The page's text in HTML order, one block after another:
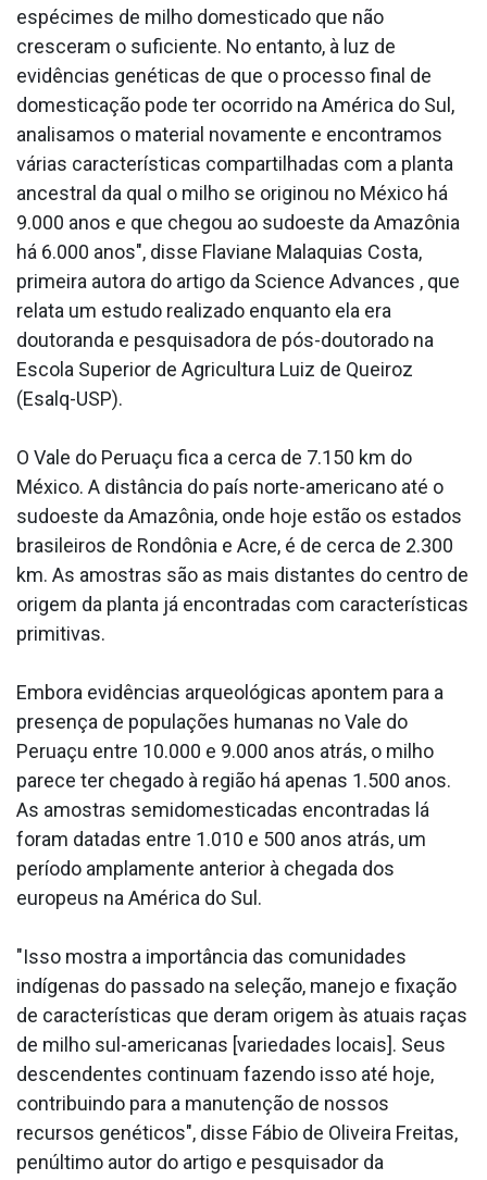
espécimes de milho domesticado que não
cresceram o suficiente. No entanto, à luz de
evidências genéticas de que o processo final de
domesticação pode ter ocorrido na América do Sul,
analisamos o material novamente e encontramos
várias características compartilhadas com a planta
ancestral da qual o milho se originou no México há
9.000 anos e que chegou ao sudoeste da Amazônia
há 6.000 anos", disse Flaviane Malaquias Costa,
primeira autora do artigo da Science Advances , que
relata um estudo realizado enquanto ela era
doutoranda e pesquisadora de pós-doutorado na
Escola Superior de Agricultura Luiz de Queiroz
(Esalq-USP).
O Vale do Peruaçu fica a cerca de 7.150 km do
México. A distância do país norte-americano até o
sudoeste da Amazônia, onde hoje estão os estados
brasileiros de Rondônia e Acre, é de cerca de 2.300
km. As amostras são as mais distantes do centro de
origem da planta já encontradas com características
primitivas.
Embora evidências arqueológicas apontem para a
presença de populações humanas no Vale do
Peruaçu entre 10.000 e 9.000 anos atrás, o milho
parece ter chegado à região há apenas 1.500 anos.
As amostras semidomesticadas encontradas lá
foram datadas entre 1.010 e 500 anos atrás, um
período amplamente anterior à chegada dos
europeus na América do Sul.
"Isso mostra a importância das comunidades
indígenas do passado na seleção, manejo e fixação
de características que deram origem às atuais raças
de milho sul-americanas [variedades locais]. Seus
descendentes continuam fazendo isso até hoje,
contribuindo para a manutenção de nossos
recursos genéticos", disse Fábio de Oliveira Freitas,
penúltimo autor do artigo e pesquisador da